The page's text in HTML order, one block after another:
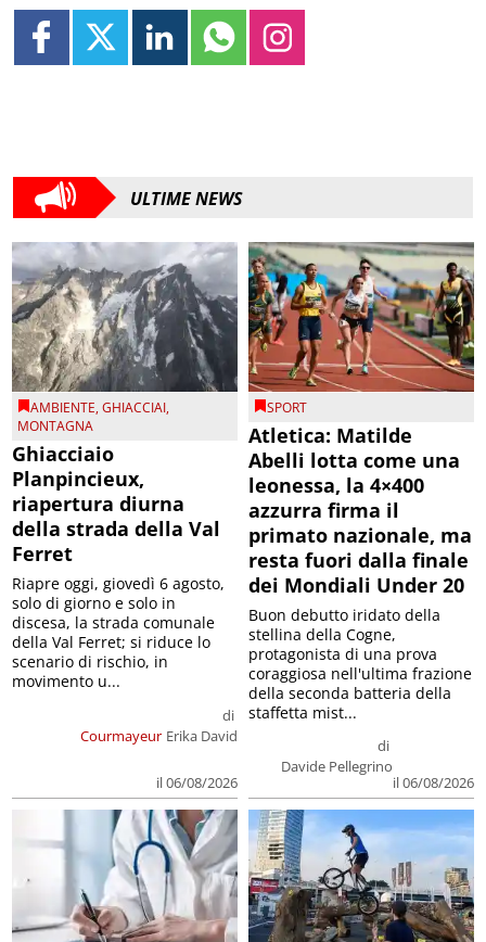
ULTIME NEWS
AMBIENTE,GHIACCIAI,
MONTAGNA
Ghiacciaio
Planpincieux,
riapertura diurna
della strada della Val
Ferret
Courmayeur
di
Erika David
il 06/08/2026
Riapre oggi, giovedì 6 agosto,
solo di giorno e solo in
discesa, la strada comunale
della Val Ferret; si riduce lo
scenario di rischio, in
movimento u...
SPORT
Atletica: Matilde
Abelli lotta come una
leonessa, la 4×400
azzurra firma il
primato nazionale, ma
resta fuori dalla finale
dei Mondiali Under 20
di
Davide Pellegrino
il 06/08/2026
Buon debutto iridato della
stellina della Cogne,
protagonista di una prova
coraggiosa nell'ultima frazione
della seconda batteria della
staffetta mist...